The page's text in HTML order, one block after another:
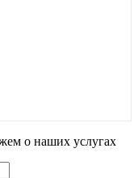
о наших услугах